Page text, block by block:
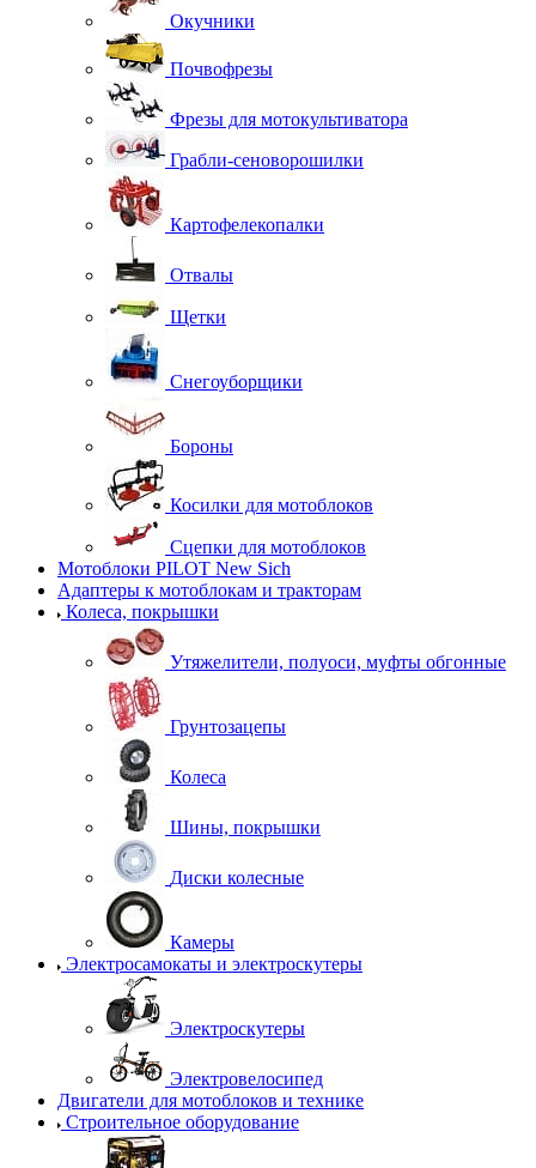
Окучники
Почвофрезы
Фрезы для мотокультиватора
Грабли-сеноворошилки
Картофелекопалки
Отвалы
Щетки
Снегоуборщики
Бороны
Косилки для мотоблоков
Сцепки для мотоблоков
Мотоблоки PILOT New Sich
Адаптеры к мотоблокам и тракторам
Колеса, покрышки
Утяжелители, полуоси, муфты обгонные
Грунтозацепы
Колеса
Шины, покрышки
Диски колесные
Камеры
Электросамокаты и электроскутеры
Электроскутеры
Электровелосипед
Двигатели для мотоблоков и технике
Строительное оборудование